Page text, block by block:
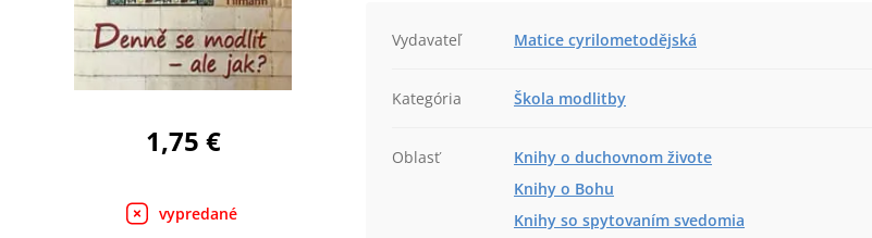
1,75 €
vypredané
Vydavateľ Matice cyrilometodějská
Kategória Škola modlitby
Oblasť
Knihy o duchovnom živote
Knihy o Bohu
Knihy so spytovaním svedomia